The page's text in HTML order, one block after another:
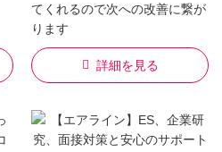
てくれるので次への改善に繋が
ります
詳細を見る